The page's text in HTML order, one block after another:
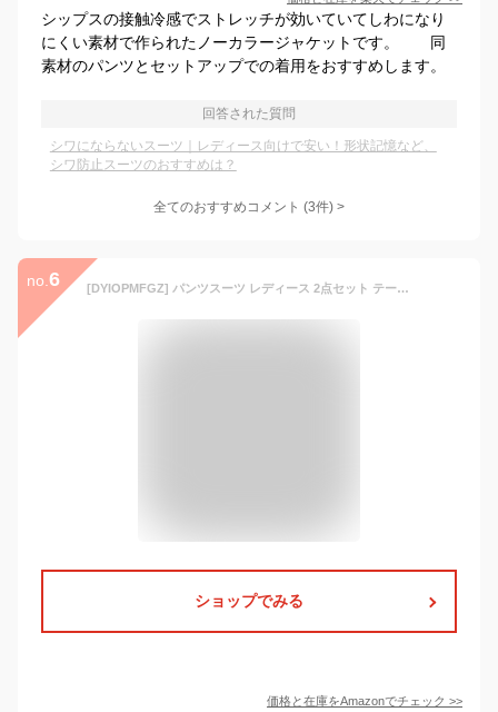
シップスの接触冷感でストレッチが効いていてしわになり
にくい素材で作られたノーカラージャケットです。 同
素材のパンツとセットアップでの着用をおすすめします。
回答された質問
シワにならないスーツ｜レディース向けで安い！形状記憶など、
シワ防止スーツのおすすめは？
全てのおすすめコメント (3件) >
no. 6 [DYIOPMFGZ] パンツスーツ レディース 2点セット テーパードパンツ ジャケット 上下セット スーツ コート ロングパンツ アウター セットアップ オフィスウェア ズボン フォーマルウェア フォーマル カジュアル 長袖 ママ 春夏秋冬 入学式 卒業式 (カーキ,S,S)
ショップでみる
価格と在庫をAmazonでチェック >>